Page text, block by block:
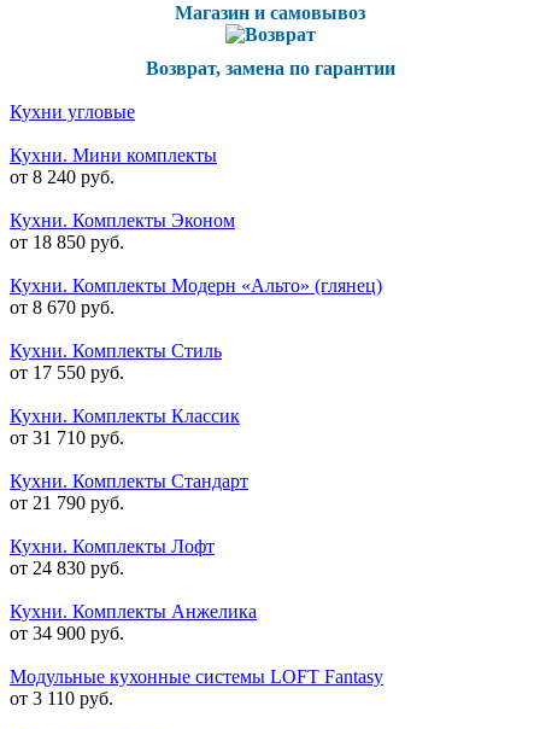
Магазин и самовывоз
Возврат, замена по гарантии
Кухни угловые
Кухни. Мини комплекты
от 8 240 руб.
Кухни. Комплекты Эконом
от 18 850 руб.
Кухни. Комплекты Модерн «Альто» (глянец)
от 8 670 руб.
Кухни. Комплекты Стиль
от 17 550 руб.
Кухни. Комплекты Классик
от 31 710 руб.
Кухни. Комплекты Стандарт
от 21 790 руб.
Кухни. Комплекты Лофт
от 24 830 руб.
Кухни. Комплекты Анжелика
от 34 900 руб.
Модульные кухонные системы LOFT Fantasy
от 3 110 руб.